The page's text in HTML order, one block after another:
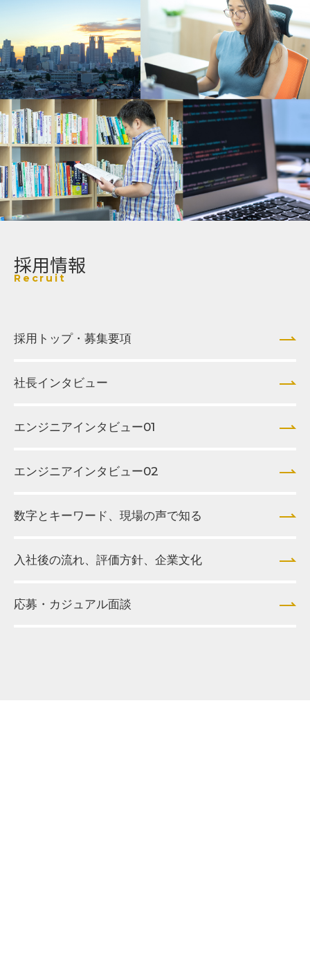
採用情報
Recruit
採用トップ・募集要項
社長インタビュー
エンジニアインタビュー01
エンジニアインタビュー02
数字とキーワード、現場の声で知る
入社後の流れ、評価方針、企業文化
応募・カジュアル面談